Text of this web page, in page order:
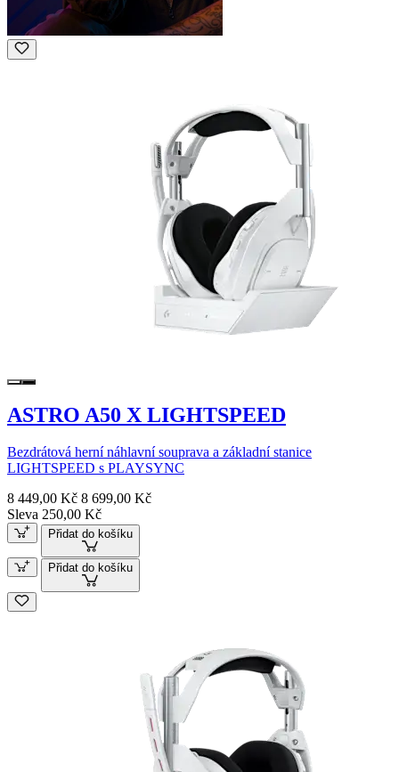
ASTRO A50 X LIGHTSPEED
Bezdrátová herní náhlavní souprava a základní stanice
LIGHTSPEED s PLAYSYNC
8 449,00 Kč 8 699,00 Kč
Sleva 250,00 Kč
Přidat do košíku
Přidat do košíku